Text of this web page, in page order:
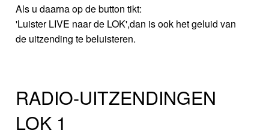
Als u daarna op de button tikt:
'Luister LIVE naar de LOK',dan is ook het geluid van
de uitzending te beluisteren.
RADIO-UITZENDINGEN
LOK 1